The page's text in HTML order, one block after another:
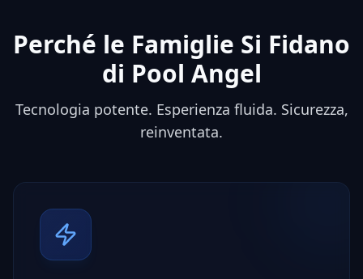
Perché le Famiglie Si Fidano
di Pool Angel
Tecnologia potente. Esperienza fluida. Sicurezza,
reinventata.